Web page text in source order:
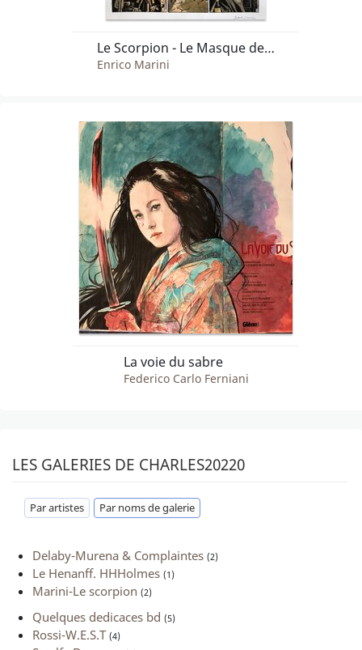
Le Scorpion - Le Masque de la Vérité (9) - Planche 35
Enrico Marini
La voie du sabre
Federico Carlo Ferniani
LES GALERIES DE CHARLES20220
Par artistes Par noms de galerie
Delaby-Murena & Complaintes (2)
Le Henanff. HHHolmes (1)
Marini-Le scorpion (2)
Quelques dedicaces bd (5)
Rossi-W.E.S.T (4)